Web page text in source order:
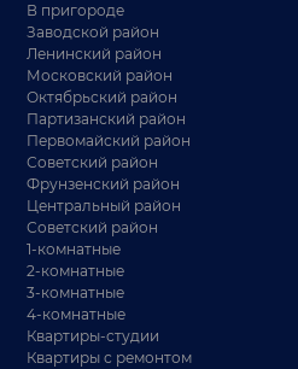
В пригороде
Заводской район
Ленинский район
Московский район
Октябрьский район
Партизанский район
Первомайский район
Советский район
Фрунзенский район
Центральный район
Советский район
1-комнатные
2-комнатные
3-комнатные
4-комнатные
Квартиры-студии
Квартиры с ремонтом